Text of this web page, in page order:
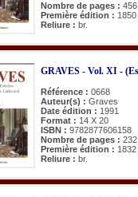
Nombre de pages : 456
Première édition :
Reliure : br.
GRAVES - Vol. XI -
Référence : 0668
Auteur(s) : Graves
Date édition : 1991
Format : 14 X 20
ISBN : 9782877606158
Nombre de pages : 232
Première édition : 1832
Reliure : br.